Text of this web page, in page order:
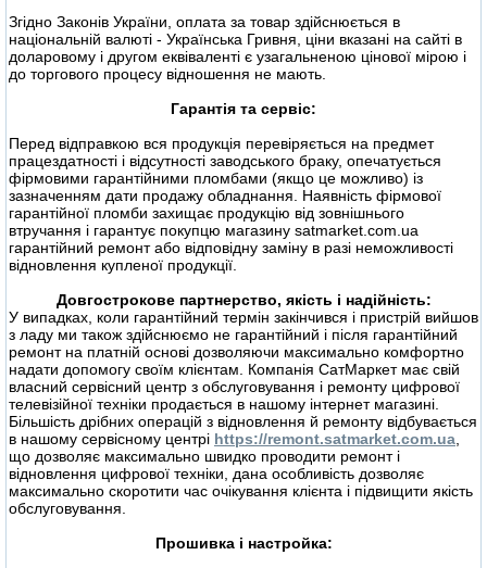
Згідно Законів України, оплата за товар здійснюється в
національній валюті - Українська Гривня, ціни вказані на сайті в
доларовому і другом еквіваленті є узагальненою цінової мірою і
до торгового процесу відношення не мають.
Гарантія та сервіс:
Перед відправкою вся продукція перевіряється на предмет
працездатності і відсутності заводського браку, опечатується
фірмовими гарантійними пломбами (якщо це можливо) із
зазначенням дати продажу обладнання. Наявність фірмової
гарантійної пломби захищає продукцію від зовнішнього
втручання і гарантує покупцю магазину satmarket.com.ua
гарантійний ремонт або відповідну заміну в разі неможливості
відновлення купленої продукції.
Довгострокове партнерство, якість і надійність:
У випадках, коли гарантійний термін закінчився і пристрій вийшов
з ладу ми також здійснюємо не гарантійний і після гарантійний
ремонт на платній основі дозволяючи максимально комфортно
надати допомогу своїм клієнтам. Компанія СатМаркет має свій
власний сервісний центр з обслуговування і ремонту цифрової
телевізійної техніки продається в нашому інтернет магазині.
Більшість дрібних операцій з відновлення й ремонту відбувається
в нашому сервісному центрі https://remont.satmarket.com.ua,
що дозволяє максимально швидко проводити ремонт і
відновлення цифрової техніки, дана особливість дозволяє
максимально скоротити час очікування клієнта і підвищити якість
обслуговування.
Прошивка і настройка: